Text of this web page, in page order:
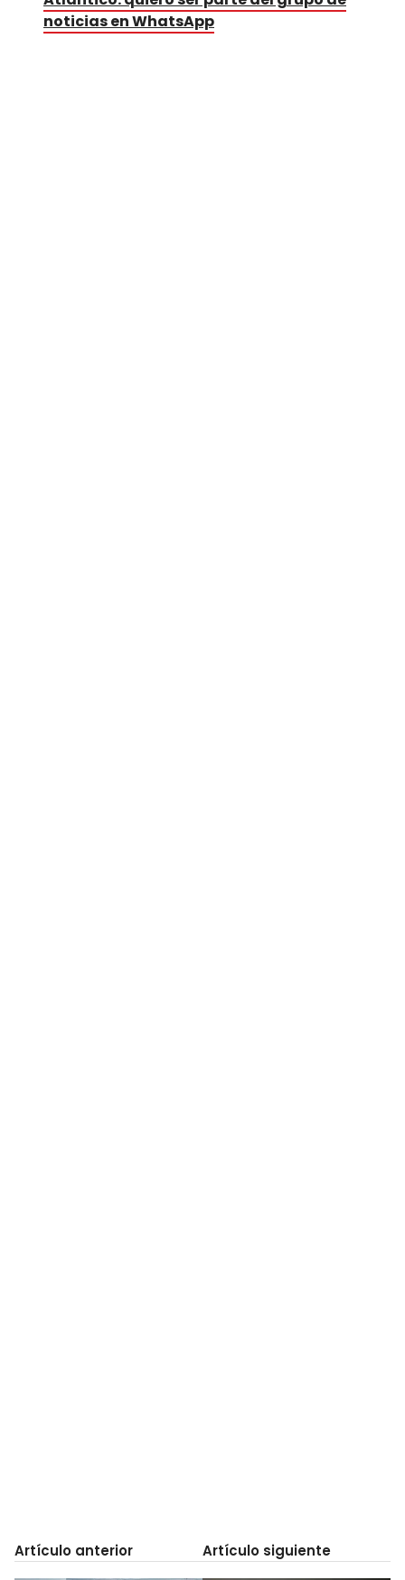
noticias en WhatsApp
Artículo anterior Artículo siguiente